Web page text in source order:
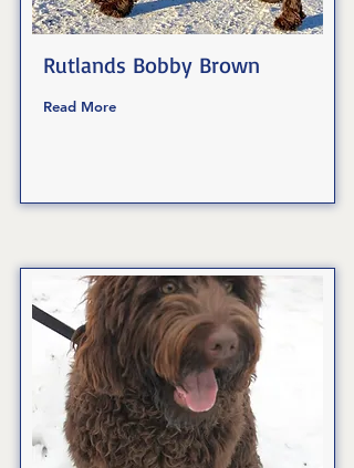
Rutlands Bobby Brown
Read More